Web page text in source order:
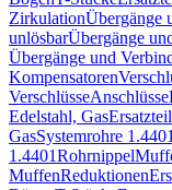
ZirkulationÜbergänge
unlösbarÜbergänge
Übergänge und
Kompensatoren
VerschlüsseAnschlüsse
Edelstahl, Gas
GasSystemrohre 1.4401
1.4401Rohrnippel
MuffenReduktionen